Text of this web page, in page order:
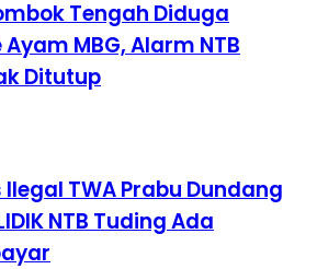
Tengah Diduga
MBG, Alarm NTB
Ditutup
TWA Prabu Dundang
NTB Tuding Ada